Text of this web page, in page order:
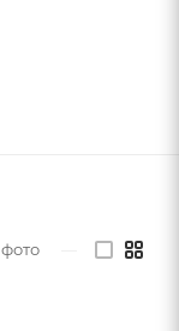
фото